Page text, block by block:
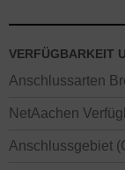
VERFÜGBARKEIT
Anschlussarten
NetAachen
Anschlussgebiet